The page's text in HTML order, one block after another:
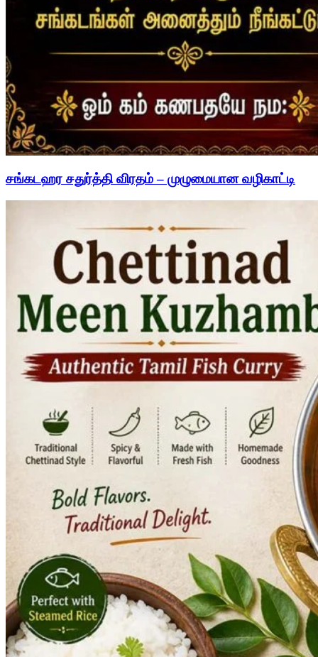
சங்கடஹர சதுர்த்தி விரதம் – முழுமையான வழிகாட்டி